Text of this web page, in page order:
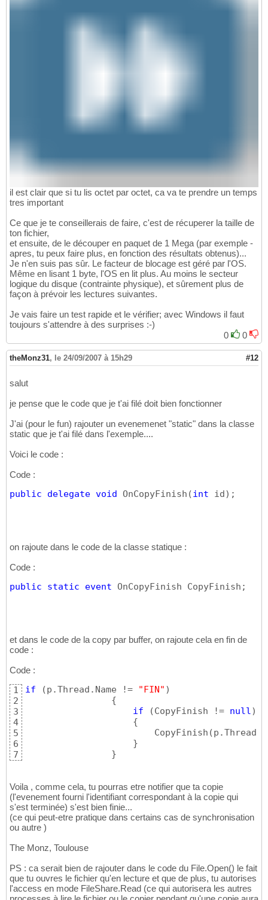
il est clair que si tu lis octet par octet, ca va te prendre un temps
tres important
Ce que je te conseillerais de faire, c'est de récuperer la taille de
ton fichier,
et ensuite, de le découper en paquet de 1 Mega (par exemple -
apres, tu peux faire plus, en fonction des résultats obtenus)...
Je n'en suis pas sûr. Le facteur de blocage est géré par l'OS.
Même en lisant 1 byte, l'OS en lit plus. Au moins le secteur
logique du disque (contrainte physique), et sûrement plus de
façon à prévoir les lectures suivantes.
Je vais faire un test rapide et le vérifier; avec Windows il faut
toujours s'attendre à des surprises :-)
0
0
theMonz31, le 24/09/2007 à 15h29 #12
salut
je pense que le code que je t'ai filé doit bien fonctionner
J'ai (pour le fun) rajouter un evenemenet "static" dans la classe
static que je t'ai filé dans l'exemple....
Voici le code :
Code :
public delegate void OnCopyFinish (int id) ;
on rajoute dans le code de la classe statique :
Code :
public static event OnCopyFinish CopyFinish;
et dans le code de la copy par buffer, on rajoute cela en fin de
code :
Code :
1
2
3
4
5
6
7
if (p.Thread.Name != "FIN" )
{
if
(CopyFinish != null)
{
                        CopyFinish
(
}
}
Voila , comme cela, tu pourras etre notifier que ta copie
(l'evenement fourni l'identifiant correspondant à la copie qui
s'est terminée) s'est bien finie...
(ce qui peut-etre pratique dans certains cas de synchronisation
ou autre )
The Monz, Toulouse
PS : ca serait bien de rajouter dans le code du File.Open() le fait
que tu ouvres le fichier qu'en lecture et que de plus, tu autorises
l'access en mode FileShare.Read (ce qui autorisera les autres